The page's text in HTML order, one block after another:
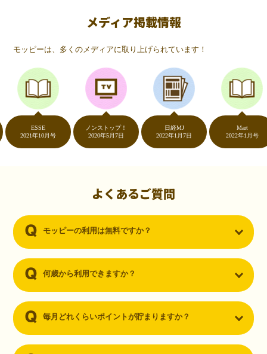
いつものネットショッピングが、モッピーでお得
（20代・女性）
友達に勧められてモッピーをはじめました。空いた時間にスマホで買
い物をすることが多いのですが、モッピーを経由するだけでショップ
のポイントとモッピーのポイントが二重で貯まることを知り、ビック
リ…！いつものネットショッピングをモッピーを経由するだけでポイ
ントが貯まるなんて…もっと早く教えてほしかった～！貯まったポイ
ントはギフト券に交換して、プチ贅沢を楽しんでます♪
（30代・男性）
ーを知りました。クレジットカードを発行するだけでポイントが貯ま
るならと無料登録して、クレジットカードの発行やアプリダウンロー
メディア掲載情報
モッピーは、多くのメディアに取り上げられています！
2021年10月号
ノンストップ！
2020年5月7日
日経MJ
2022年1月7日
2022年1月号
よくあるご質問
モッピーの利用は無料ですか？
何歳から利用できますか？
毎月どれくらいポイントが貯まりますか？